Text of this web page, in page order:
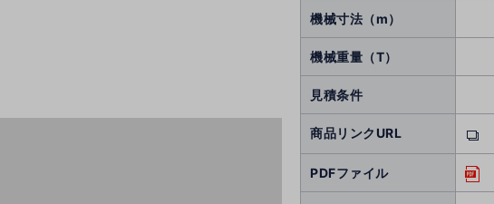
機械寸法（m）
機械重量（T）
見積条件
商品リンクURL
PDFファイル